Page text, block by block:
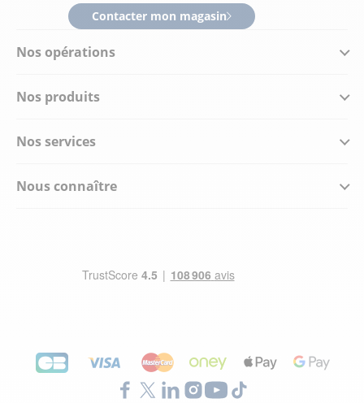
Nos opérations
Nos produits
Nos services
Nous connaître
Contacter mon magasin